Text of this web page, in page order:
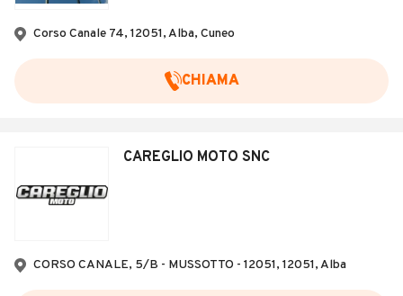
Veicoli Commerciali
Corso Canale 74, 12051, Alba, Cuneo
CHIAMA
CAREGLIO MOTO SNC
CORSO CANALE, 5/B - MUSSOTTO - 12051, 12051, Alba